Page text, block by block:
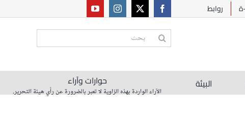
ة روابط
البحث
البيئة حوارات وآراء
الآراء الواردة بهذه الزاوية لا تعبر بالضرورة عن رأي هيئة التحرير.